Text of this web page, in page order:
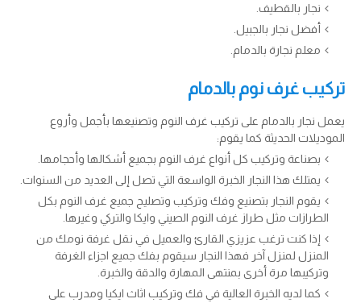
نجار بالقطيف.
أفضل نجار بالجبيل.
معلم نجارة بالدمام.
تركيب غرف نوم بالدمام
يعمل نجار بالدمام على تركيب غرف النوم وتصنيعها بأجمل وأروع
الموديلات الحديثة كما يقوم:
بصناعة وتركيب كل أنواع غرف النوم بجميع أشكالها وأحجامها.
يمتلك هذا النجار الخبرة الواسعة التي تصل إلى العديد من السنوات.
يقوم النجار بتصنيع وفك وتركيب وتصليح جميع غرف النوم بكل
الطرازات مثل طراز غرف النوم الصيني وايكا والتركي وغيرها.
إذا كنت ترغب عزيزي القارئ والعميل في نقل غرفة نومك من
المنزل لمنزل آخر فهذا النجار سيقوم بفك جميع اجزاء الغرفة
وتركيبها مرة أخرى بمنتهى المهارة والدقة والخبرة.
كما لديه الخبرة العالية في فك وتركيب اثاث ايكيا ومدرب على